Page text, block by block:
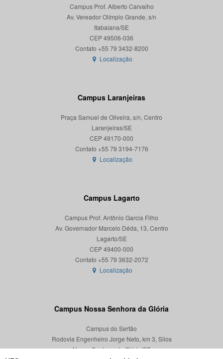
Campus Prof. Alberto Carvalho
Av. Vereador Olímpio Grande, s/n
Itabaiana/SE
CEP 49506-036
Localização
Campus Laranjeiras
Praça Samuel de Oliveira, s/n, Centro
Laranjeiras/SE
CEP 49170-000
Localização
Campus Lagarto
Campus Prof. Antônio Garcia Filho
Av. Governador Marcelo Déda, 13, Centro
Lagarto/SE
CEP 49400-000
Localização
Campus Nossa Senhora da Glória
Campus do Sertão
Rodovia Engenheiro Jorge Neto, km 3, Silos
Nossa Senhora da Glória/SE